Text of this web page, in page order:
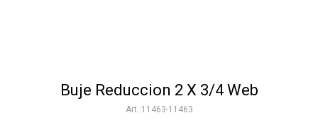
Buje Reduccion 2 X 3/4 Web
11463-11463